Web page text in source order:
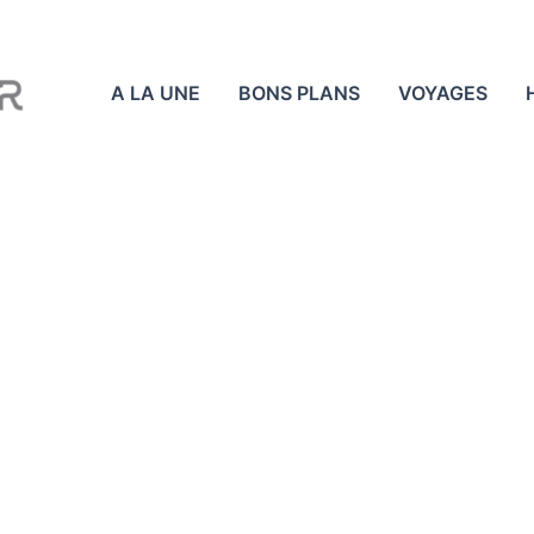
A LA UNE BONS PLANS VOYAGES